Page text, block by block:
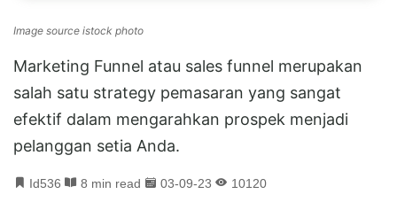
Image source istock photo
Marketing Funnel atau sales funnel merupakan
salah satu strategy pemasaran yang sangat
efektif dalam mengarahkan prospek menjadi
pelanggan setia Anda.
Id536 8 min read 03-09-23 10120